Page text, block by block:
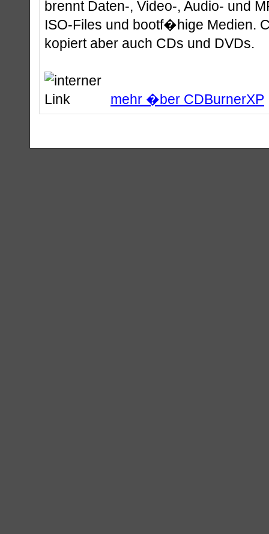
brennt Daten-, Video-, Audio- und
ISO-Files und bootf�hige Medien.
kopiert aber auch CDs und DVDs.
mehr �ber CDBurnerXP